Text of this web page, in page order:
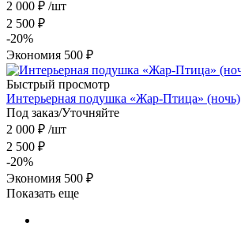
2 000 ₽ /шт
2 500 ₽
-20%
Экономия 500 ₽
Быстрый просмотр
Интерьерная подушка «Жар-Птица» (ночь)
Под заказ/Уточняйте
2 000 ₽ /шт
2 500 ₽
-20%
Экономия 500 ₽
Показать еще